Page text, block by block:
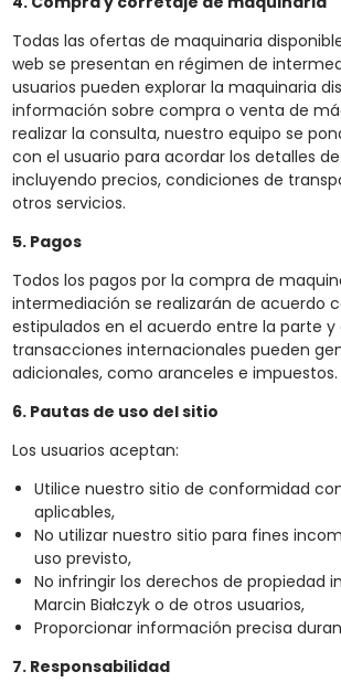
Todas las ofertas de maquinaria
web se presentan en régimen de
usuarios pueden explorar la maquinaria
información sobre compra o venta de
realizar la consulta, nuestro equipo se
con el usuario para acordar los detalles
incluyendo precios, condiciones de
otros servicios.
5. Pagos
Todos los pagos por la compra de
intermediación se realizarán de acuerdo
estipulados en el acuerdo entre la parte y
transacciones internacionales pueden
adicionales, como aranceles e impuestos.
6. Pautas de uso del sitio
Los usuarios aceptan:
Utilice nuestro sitio de conformidad
aplicables,
No utilizar nuestro sitio para fines
uso previsto,
No infringir los derechos de propiedad
Marcin Białczyk o de otros usuarios,
Proporcionar información precisa
7. Responsabilidad